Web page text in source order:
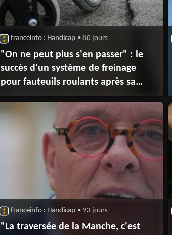
franceinfo : Handicap • 80 jours
"On ne peut plus s'en passer" : le
succès d'un système de freinage
pour fauteuils roulants après sa
victoire au Concours Lépine en 2023
franceinfo : Handicap • 93 jours
"La traversée de la Manche, c'est